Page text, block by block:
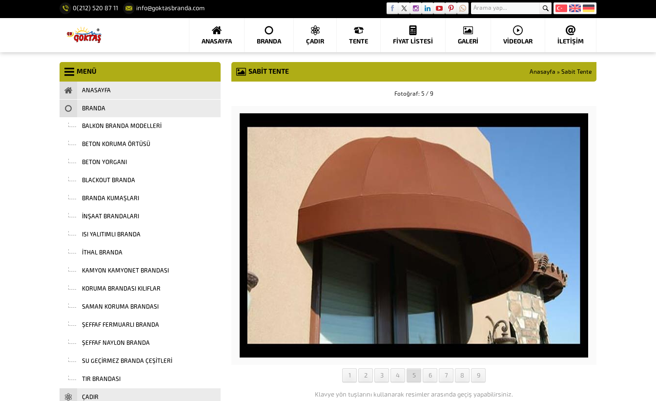
0(212) 520 87 11 info@goktasbranda.com
ANASAYFA BRANDA ÇADIR TENTE FIYAT LISTESI GALERİ VIDEOLAR İLETİŞİM
SABIT TENTE Anasayfa » Sabit Tente
Fotoğraf: 5 / 9
1 2 3 4 5 6 7 8 9
Klavye yön tuşlarını kullanarak resimler arasında geçiş yapabilirsiniz.
MENÜ
ANASAYFA
BRANDA
BALKON BRANDA MODELLERI
BETON KORUMA ÖRTÜSÜ
BETON YORGANI
BLACKOUT BRANDA
BRANDA KUMAŞLARI
INŞAAT BRANDALARI
ISI YALITIMLI BRANDA
İTHAL BRANDA
KAMYON KAMYONET BRANDASI
KORUMA BRANDASI KILIFLAR
SAMAN KORUMA BRANDASI
ŞEFFAF FERMUARLI BRANDA
ŞEFFAF NAYLON BRANDA
SU GEÇIRMEZ BRANDA ÇEŞITLERI
TIR BRANDASI
ÇADIR